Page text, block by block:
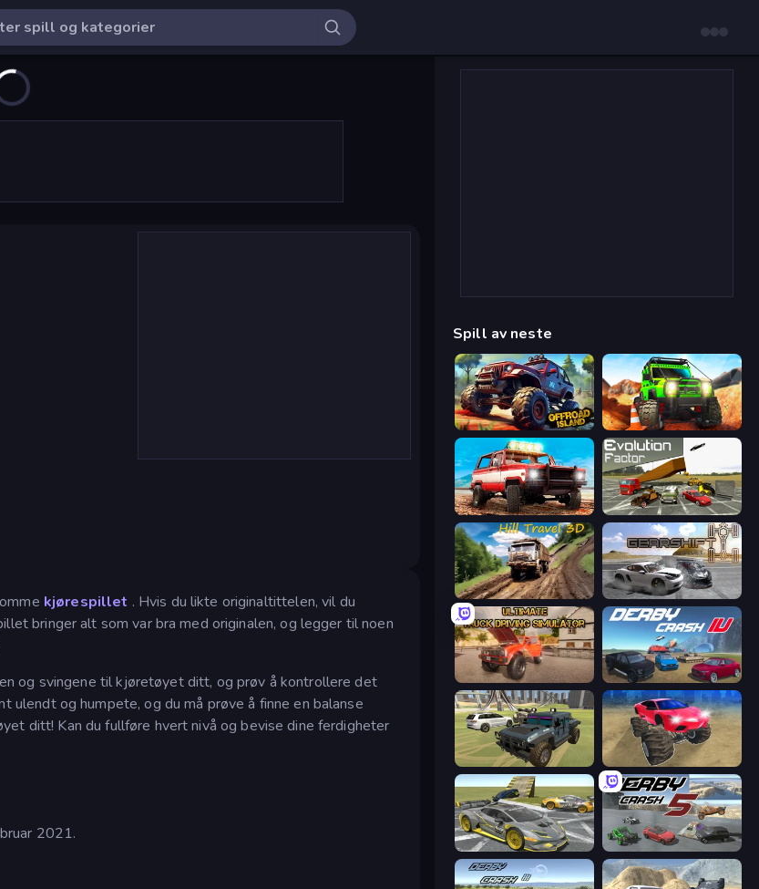
kjørespillet . Hvis du likte originaltittelen, vil du
bringer alt som var bra med originalen, og legger til noen
og svingene til kjøretøyet ditt, og prøv å kontrollere det
ulendt og humpete, og du må prøve å finne en balanse
ditt! Kan du fullføre hvert nivå og bevise dine ferdigheter
2021.
Spill av neste
Offroad Island Offroad Life 3D
Offroad Masters Challenge Evolution Factor
Hill Travel 3D Gearshift One
Ultimate Truck Driving Simulator 2020 Derby Crash 4
4x4 Offroader
Wrong Way Derby Crash 5